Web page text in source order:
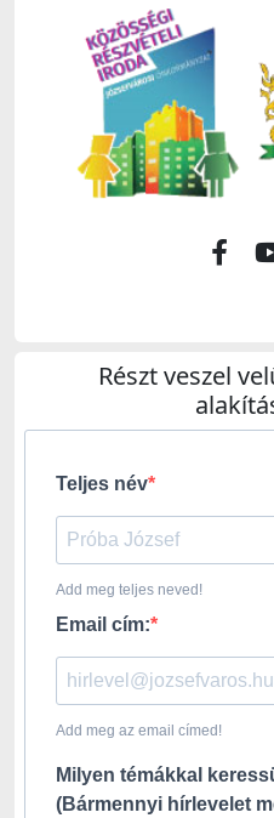
Részt veszel
Teljes név
Add meg teljes neved!
Email cím:
Add meg az email címed!
Milyen témákkal
(Bármennyi hírlevelet